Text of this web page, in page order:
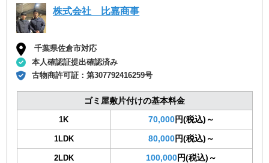
株式会社 比嘉商事
千葉県佐倉市対応
本人確認証提出確認済み
古物商許可証：第307792416259号
ゴミ屋敷片付けの基本料金
1K 70,000円(税込)～
1LDK 80,000円(税込)～
2LDK 100,000円(税込)～